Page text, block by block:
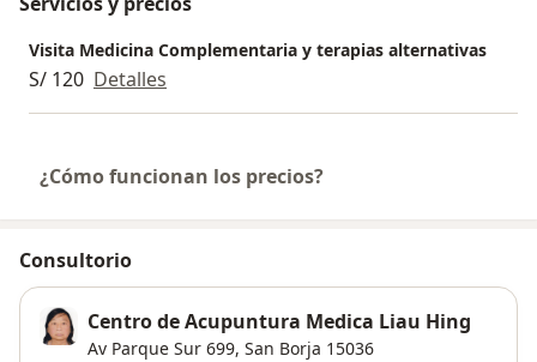
Visita Medicina Complementaria y terapias alternativas
S/ 120 Detalles
¿Cómo funcionan los precios?
Consultorio
Centro de Acupuntura Medica Liau Hing
Av Parque Sur 699, San Borja 15036